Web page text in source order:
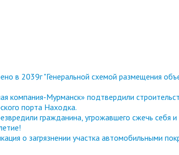
в 2039г "Генеральной схемой размещения
Мурманск» подтвердили
порта Находка.
гражданина, угрожавшего сжечь себя
о загрязнении участка автомобильными